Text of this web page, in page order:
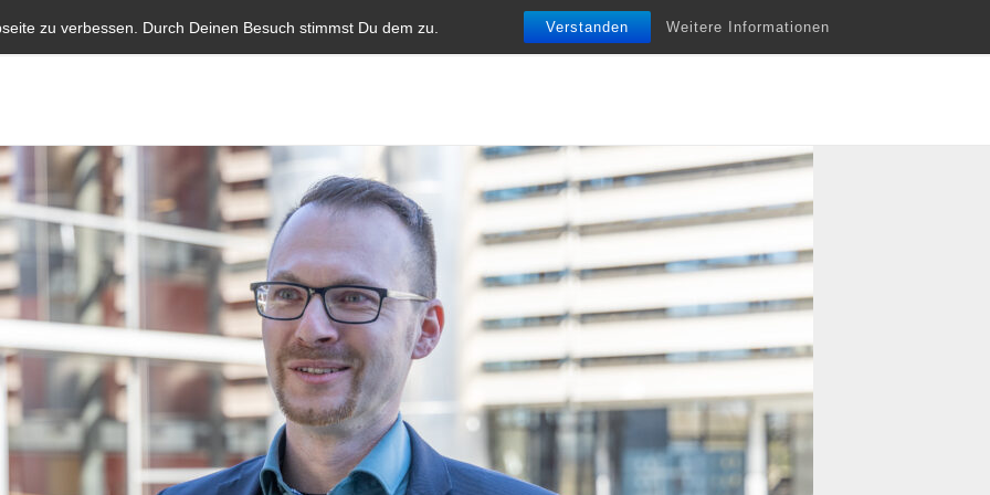
zu verbessen. Durch Deinen Besuch stimmst Du dem zu. Verstanden Weitere Informationen
Start Aktuelles Blauer Brief Parlamentarische Infobriefe Termine Vita Unterstützung